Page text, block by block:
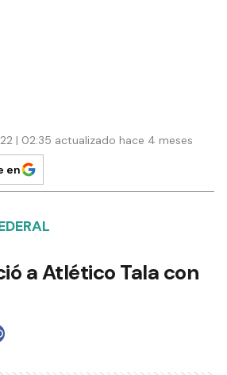
| 02:35 actualizado hace 4 meses
en
a Atlético Tala con